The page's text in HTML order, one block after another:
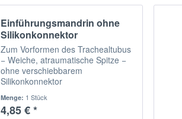
Einführungsmandrin ohne
Silikonkonnektor
Zum Vorformen des Trachealtubus
− Weiche, atraumatische Spitze −
ohne verschiebbarem
Silikonkonnektor
Menge: 1 Stück
4,85 € *